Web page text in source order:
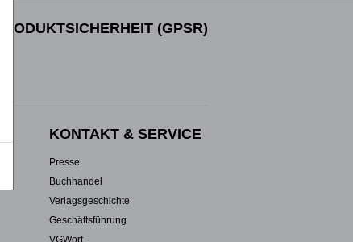
PRODUKTSICHERHEIT (GPSR)
KONTAKT & SERVICE
Presse
Buchhandel
Verlagsgeschichte
Geschäftsführung
VGWort